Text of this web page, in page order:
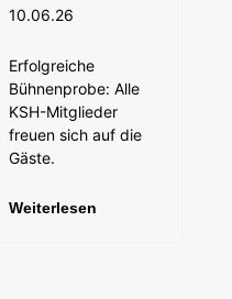
10.06.26
Erfolgreiche
Bühnenprobe: Alle
KSH-Mitglieder
freuen sich auf die
Gäste.
Weiterlesen